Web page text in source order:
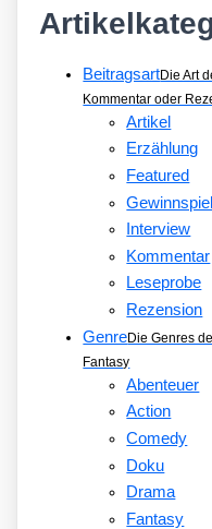
BeitragsartDie Art
Kommentar oder
Artikel
Erzählung
Featured
Gewinnspiel
Interview
Kommentar
Leseprobe
Rezension
GenreDie Genres
Fantasy
Abenteuer
Action
Comedy
Doku
Drama
Fantasy